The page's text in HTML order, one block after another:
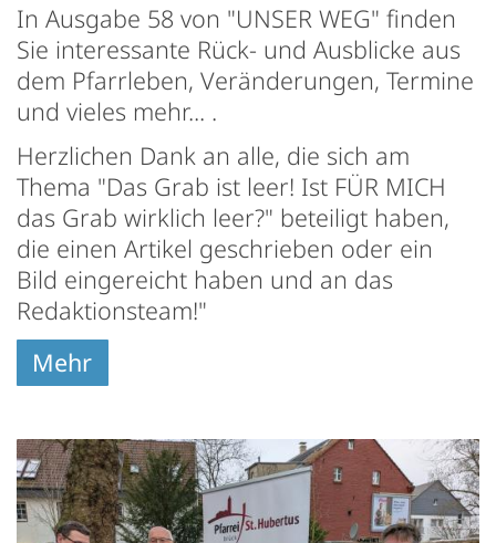
In Ausgabe 58 von "UNSER WEG" finden
Sie interessante Rück- und Ausblicke aus
dem Pfarrleben, Veränderungen, Termine
und vieles mehr... .
Herzlichen Dank an alle, die sich am
Thema "Das Grab ist leer! Ist FÜR MICH
das Grab wirklich leer?" beteiligt haben,
die einen Artikel geschrieben oder ein
Bild eingereicht haben und an das
Redaktionsteam!"
Mehr